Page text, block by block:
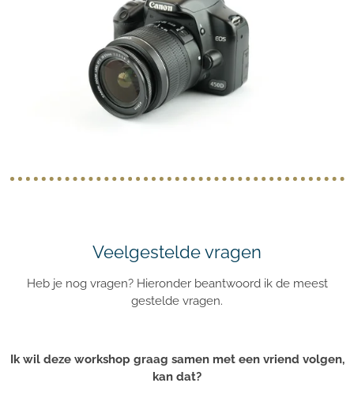
Veelgestelde vragen
Heb je nog vragen? Hieronder beantwoord ik de meest
gestelde vragen.
Ik wil deze workshop graag samen met een vriend volgen,
kan dat?